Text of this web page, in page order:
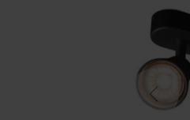
Previous